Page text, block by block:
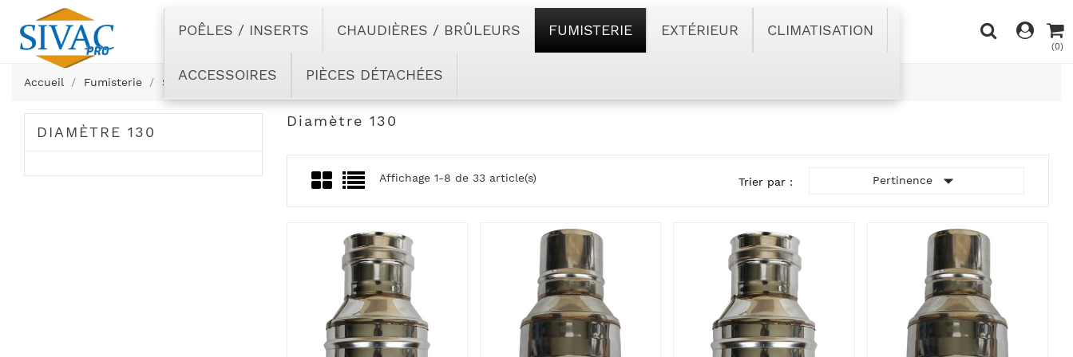
POÊLES / INSERTS CHAUDIÈRES / BRÛLEURS FUMISTERIE EXTÉRIEUR CLIMATISATION
ACCESSOIRES PIÈCES DÉTACHÉES
(0)
Accueil Fumisterie Simple paroi inox Diamètre 130
DIAMÈTRE 130
Diamètre 130
Affichage 1-8 de 33 article(s) Trier par : Pertinence 